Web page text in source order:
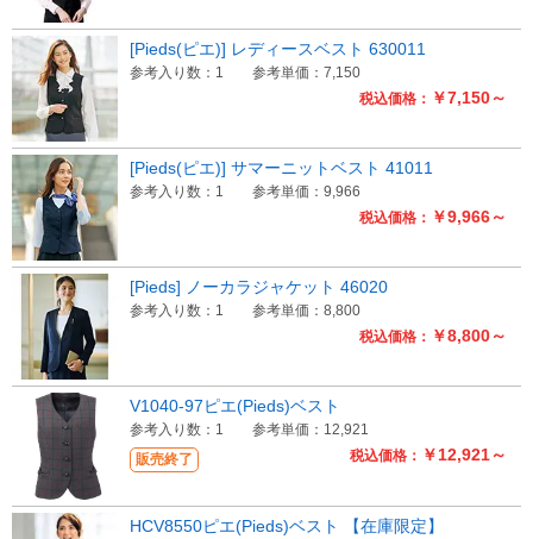
税込価格： ￥7,150～
[Pieds(ピエ)] レディースベスト 630011
参考入り数：1 参考単価：7,150
税込価格： ￥9,966～
[Pieds(ピエ)] サマーニットベスト 41011
参考入り数：1 参考単価：9,966
税込価格： ￥8,800～
[Pieds] ノーカラジャケット 46020
参考入り数：1 参考単価：8,800
販売終了 税込価格： ￥12,921～
V1040-97ピエ(Pieds)ベスト
参考入り数：1 参考単価：12,921
HCV8550ピエ(Pieds)ベスト 【在庫限定】